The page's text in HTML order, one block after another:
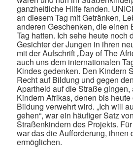
ganzheitliche Hilfe fanden.
an diesem Tag mit Getränken,
anderen Geschenken, die einen
Tag hatten. Ich sehe heute noch
Gesichter der Jungen in ihren
mit der Aufschrift „Day of The
auch uns dem internationalen
Kindes gedenken. Den Kindern
Recht auf Bildung und gegen
Apartheid auf die Straße gingen,
Kindern Afrikas, denen bis
Bildung verwehrt wird. „Ich will
gehen“, war ein häufiger Satz
Straßenkindern des Projekts.
war das die Aufforderung, ihnen
ermöglichen.